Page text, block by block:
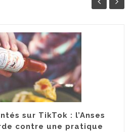
sur TikTok : l’Anses
contre une pratique